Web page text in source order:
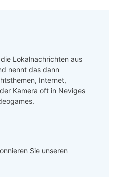
Lokalnachrichten aus
nennt das dann
Internet,
Kamera oft in Neviges
Sie unseren